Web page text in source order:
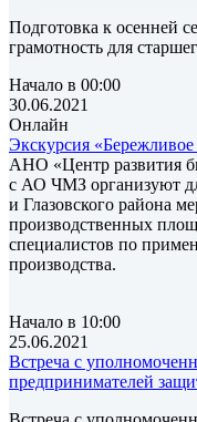
Подготовка к осенней
грамотность для
Начало в 00:00
30.06.2021
Онлайн
Экскурсия «Бережливое
АНО «Центр развития
с АО ЧМЗ организуют
и Глазовского района
производственных
специалистов по
производства.
Начало в 10:00
25.06.2021
Встреча с
предпринимателей